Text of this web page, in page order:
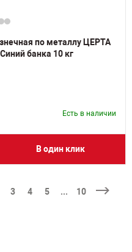
по металлу ЦЕРТА
банка 10 кг
Есть в наличии
В один клик
3 4 5 ... 10